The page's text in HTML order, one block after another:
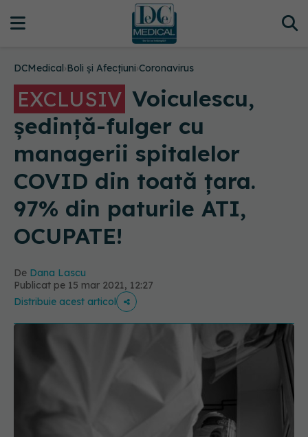
DCMedical›Boli și Afecțiuni›Coronavirus
EXCLUSIV Voiculescu,
ședință-fulger cu
managerii spitalelor
COVID din toată țara.
97% din paturile ATI,
OCUPATE!
De Dana Lascu
Publicat pe 15 mar 2021, 12:27
Distribuie acest articol